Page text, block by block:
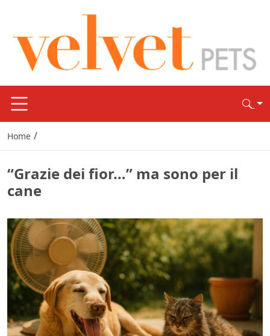
Home /
“Grazie dei fior…” ma sono per il
cane